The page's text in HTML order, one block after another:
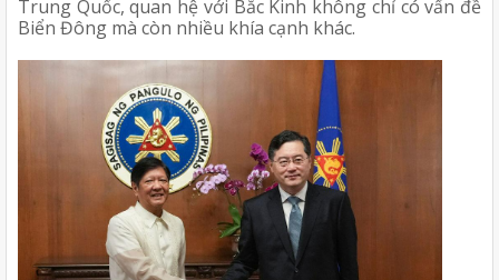
Trung Quốc, quan hệ với Bắc Kinh không chỉ có vấn đề
Biển Đông mà còn nhiều khía cạnh khác.